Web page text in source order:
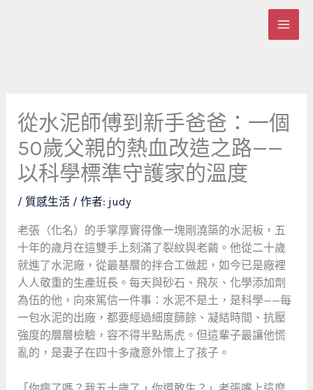
從水泥師傅到新手爸爸：一個
50歲父親的熱血改造之路——
以科學標準守護家的溫度
/ 質感生活/ 作者: judy
老張（化名）的手掌厚實得像一塊剛澆築的水泥板，五
十年的歲月在這雙手上刻滿了裂紋與老繭。他從二十歲
就進了水泥廠，從最基層的拌合工做起，如今已是廠裡
人人敬重的生產班長。每天與砂石、飛灰、化學添加劑
為伍的他，向來篤信一件事：水泥不是土，是科學——每
一包水泥的出廠，都要經過細度篩餘、凝結時間、抗壓
強度的層層檢驗，容不得半點馬虎。但這輩子最讓他慌
亂的，是妻子在四十多歲意外懷上了孩子。